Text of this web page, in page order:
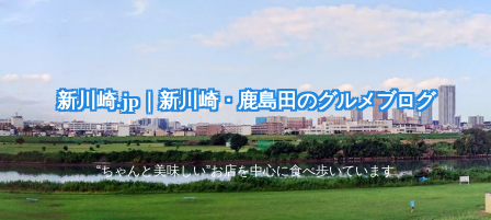
新川崎.jp｜新川崎・鹿島田のグルメブログ
“ちゃんと美味しい”お店を中心に食べ歩いています